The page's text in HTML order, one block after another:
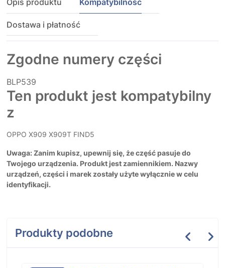
Opis produktu Kompatybilność
Dostawa i płatność
Zgodne numery części
BLP539
Ten produkt jest kompatybilny
z
OPPO X909 X909T FIND5
Uwaga: Zanim kupisz, upewnij się, że część pasuje do
Twojego urządzenia. Produkt jest zamiennikiem. Nazwy
urządzeń, części i marek zostały użyte wyłącznie w celu
identyfikacji.
Produkty podobne